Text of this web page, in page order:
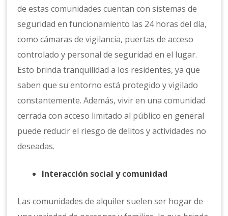
de estas comunidades cuentan con sistemas de
seguridad en funcionamiento las 24 horas del día,
como cámaras de vigilancia, puertas de acceso
controlado y personal de seguridad en el lugar.
Esto brinda tranquilidad a los residentes, ya que
saben que su entorno está protegido y vigilado
constantemente. Además, vivir en una comunidad
cerrada con acceso limitado al público en general
puede reducir el riesgo de delitos y actividades no
deseadas.
Interacción social y comunidad
Las comunidades de alquiler suelen ser hogar de